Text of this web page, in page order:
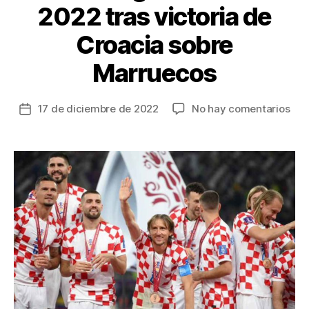
2022 tras victoria de
Croacia sobre
Marruecos
Fecha
entrada
17 de diciembre de 2022 No hay comentariosen
en
tras
de